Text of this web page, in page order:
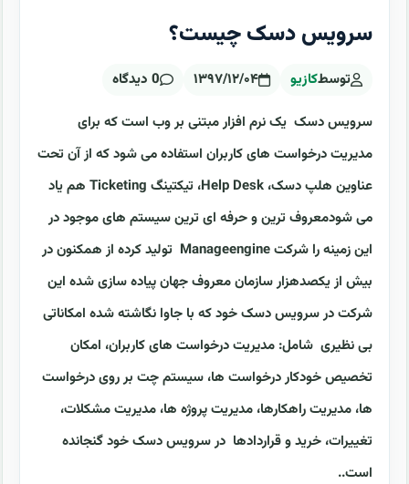
سرویس دسک چیست؟
توسطکازیو ۱۳۹۷/۱۲/۰۴ 0 دیدگاه
سرویس دسک یک نرم افزار مبتنی بر وب است که برای
مدیریت درخواست های کاربران استفاده می شود که از آن تحت
عناوین هلپ دسک، Help Desk، تیکتینگ Ticketing هم یاد
می شودمعروف ترین و حرفه ای ترین سیستم های موجود در
این زمینه را شرکت Manageengine تولید کرده از همکنون در
بیش از یکصدهزار سازمان معروف جهان پیاده سازی شده این
شرکت در سرویس دسک خود که با جاوا نگاشته شده امکاناتی
بی نظیری شامل: مدیریت درخواست های کاربران، امکان
تخصیص خودکار درخواست ها، سیستم چت بر روی درخواست
ها، مدیریت راهکارها، مدیریت پروژه ها، مدیریت مشکلات،
تغییرات، خرید و قراردادها در سرویس دسک خود گنجانده
است..